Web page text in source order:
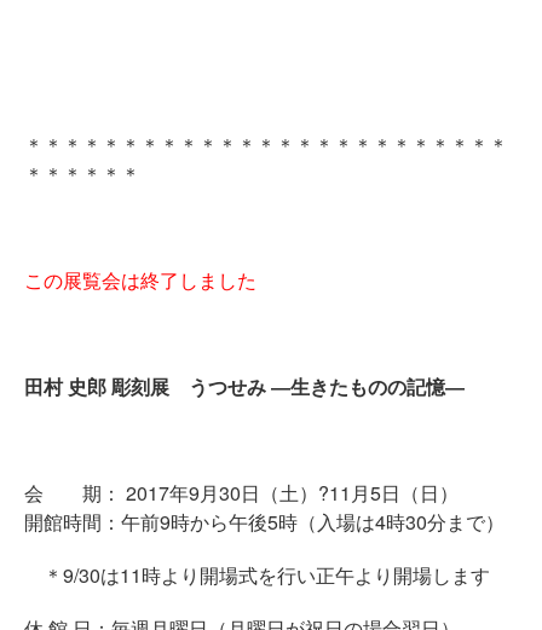
＊＊＊＊＊＊＊＊＊＊＊＊＊＊＊＊＊＊＊＊＊＊＊＊＊
＊＊＊＊＊＊
この展覧会は終了しました
田村 史郎 彫刻展 うつせみ ―生きたものの記憶―
会 期： 2017年9月30日（土）?11月5日（日）
開館時間：午前9時から午後5時（入場は4時30分まで）
＊9/30は11時より開場式を行い正午より開場します